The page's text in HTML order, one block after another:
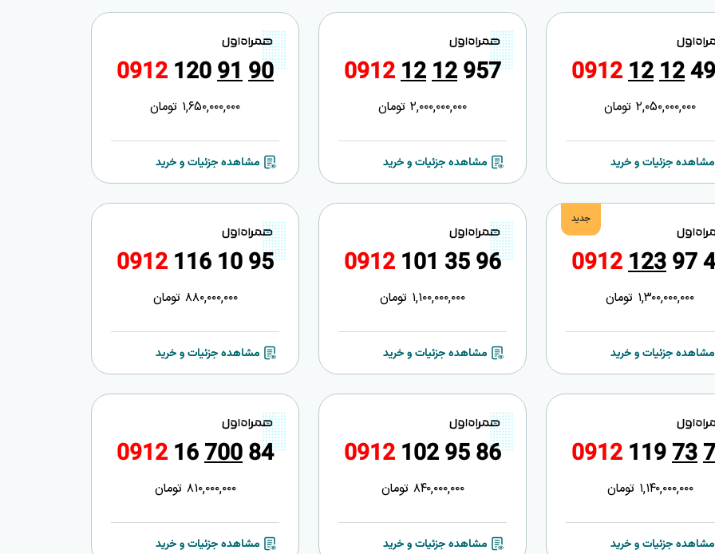
091212124
2,050,000,000 تومان
مشاهده جزئیات و خرید
09121212957
2,000,000,000تومان
مشاهده جزئیات و خرید
0912 1209190
1,650,000,000 تومان
مشاهده جزئیات و خرید
جدید
091212397
1,300,000,000 تومان
مشاهده جزئیات و خرید
0912 101 3596
1,100,000,000 تومان
مشاهده جزئیات و خرید
0912 116 1095
880,000,000 تومان
مشاهده جزئیات و خرید
0912 11973
1,140,000,000 تومان
مشاهده جزئیات و خرید
0912 1029586
840,000,000 تومان
مشاهده جزئیات و خرید
0912 1670084
810,000,000 تومان
مشاهده جزئیات و خرید